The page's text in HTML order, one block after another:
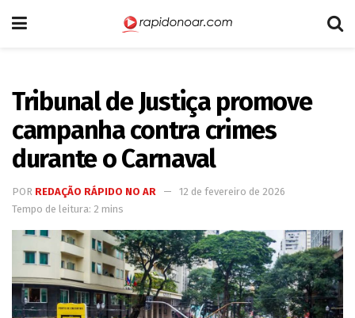
Tribunal de Justiça promove
campanha contra crimes
durante o Carnaval
POR REDAÇÃO RÁPIDO NO AR
12 de fevereiro de 2026
Tempo de leitura: 2 mins